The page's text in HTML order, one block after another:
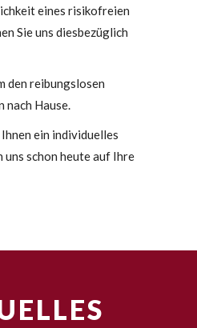
eines risikofreien
Sie uns diesbezüglich
den reibungslosen
nach Hause.
ein individuelles
schon heute auf Ihre